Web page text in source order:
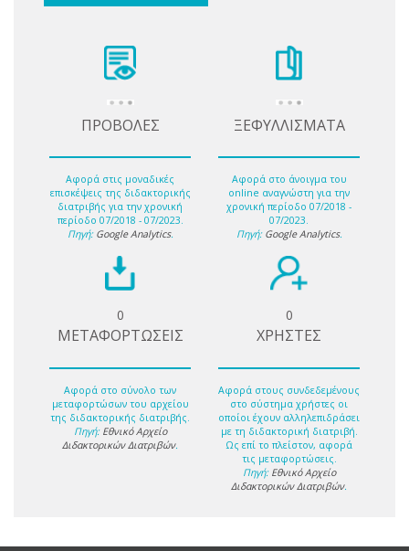
ΠΡΟΒΟΛΕΣ
Αφορά στις μοναδικές
επισκέψεις της διδακτορικής
διατριβής για την χρονική
περίοδο 07/2018 - 07/2023.
Πηγή: Google Analytics.
ΞΕΦΥΛΛΙΣΜΑΤΑ
Αφορά στο άνοιγμα του
online αναγνώστη για την
χρονική περίοδο 07/2018 -
07/2023.
Πηγή: Google Analytics.
0
ΜΕΤΑΦΟΡΤΩΣΕΙΣ
Αφορά στο σύνολο των
μεταφορτώσων του αρχείου
της διδακτορικής διατριβής.
Πηγή: Εθνικό Αρχείο
Διδακτορικών Διατριβών.
0
ΧΡΗΣΤΕΣ
Αφορά στους συνδεδεμένους
στο σύστημα χρήστες οι
οποίοι έχουν αλληλεπιδράσει
με τη διδακτορική διατριβή.
Ως επί το πλείστον, αφορά
τις μεταφορτώσεις.
Πηγή: Εθνικό Αρχείο
Διδακτορικών Διατριβών.